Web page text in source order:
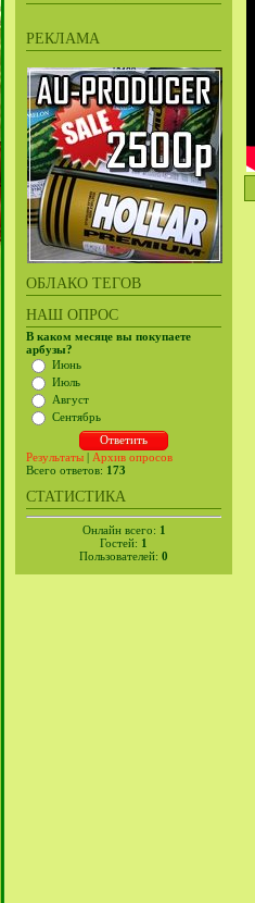
РЕКЛАМА
ОБЛАКО ТЕГОВ
НАШ ОПРОС
В каком месяце вы покупаете
арбузы?
Июнь
Июль
Август
Сентябрь
Результаты | Архив опросов
Всего ответов: 173
СТАТИСТИКА
Онлайн всего: 1
Гостей: 1
Пользователей: 0